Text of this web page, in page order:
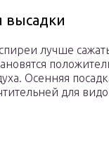
высадки
лучше
Осенняя
для